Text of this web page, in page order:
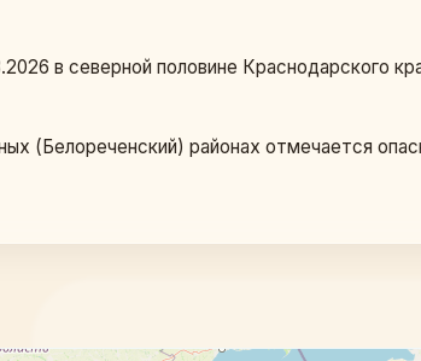
в северной половине Краснодарского
(Белореченский) районах отмечается